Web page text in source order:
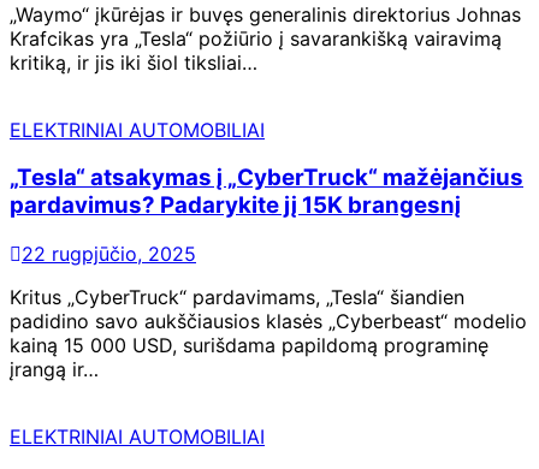
„Waymo“ įkūrėjas ir buvęs generalinis direktorius Johnas
Krafcikas yra „Tesla“ požiūrio į savarankišką vairavimą
kritiką, ir jis iki šiol tiksliai…
ELEKTRINIAI AUTOMOBILIAI
„Tesla“ atsakymas į „CyberTruck“ mažėjančius
pardavimus? Padarykite jį 15K brangesnį
22 rugpjūčio, 2025
Kritus „CyberTruck“ pardavimams, „Tesla“ šiandien
padidino savo aukščiausios klasės „Cyberbeast“ modelio
kainą 15 000 USD, surišdama papildomą programinę
įrangą ir…
ELEKTRINIAI AUTOMOBILIAI